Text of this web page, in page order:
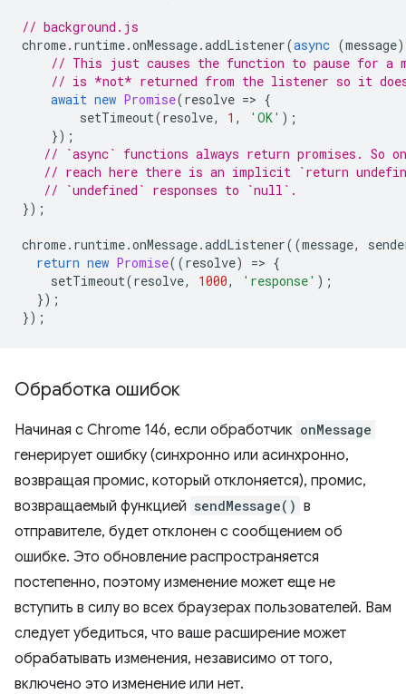
// background.js
chrome. runtime.onMessage.addListener(async (message)
// This just causes the function to pause for a
// is *not* returned from the listener so it
await new Promise(resolve => {
setTimeout(resolve, 1 , 'OK' );
});
// `async` functions always return promises. So
// reach here there is an implicit `return
// `undefined` responses to `null`.
});
chrome. runtime.onMessage.addListener((message,
return new Promise((resolve) => {
setTimeout(resolve, 1000, 'response' );
});
});
Обработка ошибок
Начиная с Chrome 146, если обработчик onMessage
генерирует ошибку (синхронно или асинхронно,
возвращая промис, который отклоняется), промис,
возвращаемый функцией sendMessage() в
отправителе, будет отклонен с сообщением об
ошибке. Это обновление распространяется
постепенно, поэтому изменение может еще не
вступить в силу во всех браузерах пользователей. Вам
следует убедиться, что ваше расширение может
обрабатывать изменения, независимо от того,
включено это изменение или нет.